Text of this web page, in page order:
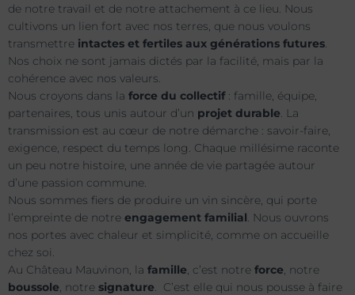
de notre travail et de notre attachement à ce lieu. Nous
cultivons un lien fort avec nos terres, que nous voulons
transmettre intactes et fertiles aux générations futures
Nos choix ne sont jamais dictés par la facilité, mais par la
cohérence avec nos valeurs.
Nous croyons dans la force du collectif: famille, équipe,
partenaires, tous unis autour d’un projet durable . La
transmission est au cœur de notre démarche : savoir-faire,
exigence, respect du temps long. Chaque millésime raconte
un peu notre histoire, une année de vie partagée autour
d’une passion commune.
Nous sommes fiers de produire un vin sincère, qui porte
l’empreinte de notre engagement familial . Nous ouvrons
nos portes avec chaleur et simplicité, comme on accueille
chez soi.
Au Château Mauvinon, la famille , c’est notre force , notre
boussole , notre signature . C’est elle qui nous pousse à faire